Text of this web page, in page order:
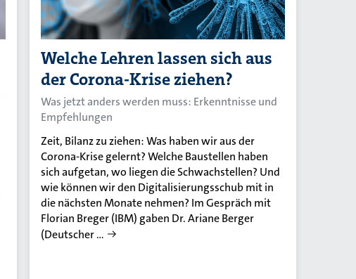
Welche Lehren lassen sich aus
der Corona-Krise ziehen?
Was jetzt anders werden muss: Erkenntnisse und
Empfehlungen
Zeit, Bilanz zu ziehen: Was haben wir aus der
Corona-Krise gelernt? Welche Baustellen haben
sich aufgetan, wo liegen die Schwachstellen? Und
wie können wir den Digitalisierungsschub mit in
die nächsten Monate nehmen? Im Gespräch mit
Florian Breger (IBM) gaben Dr. Ariane Berger
(Deutscher …